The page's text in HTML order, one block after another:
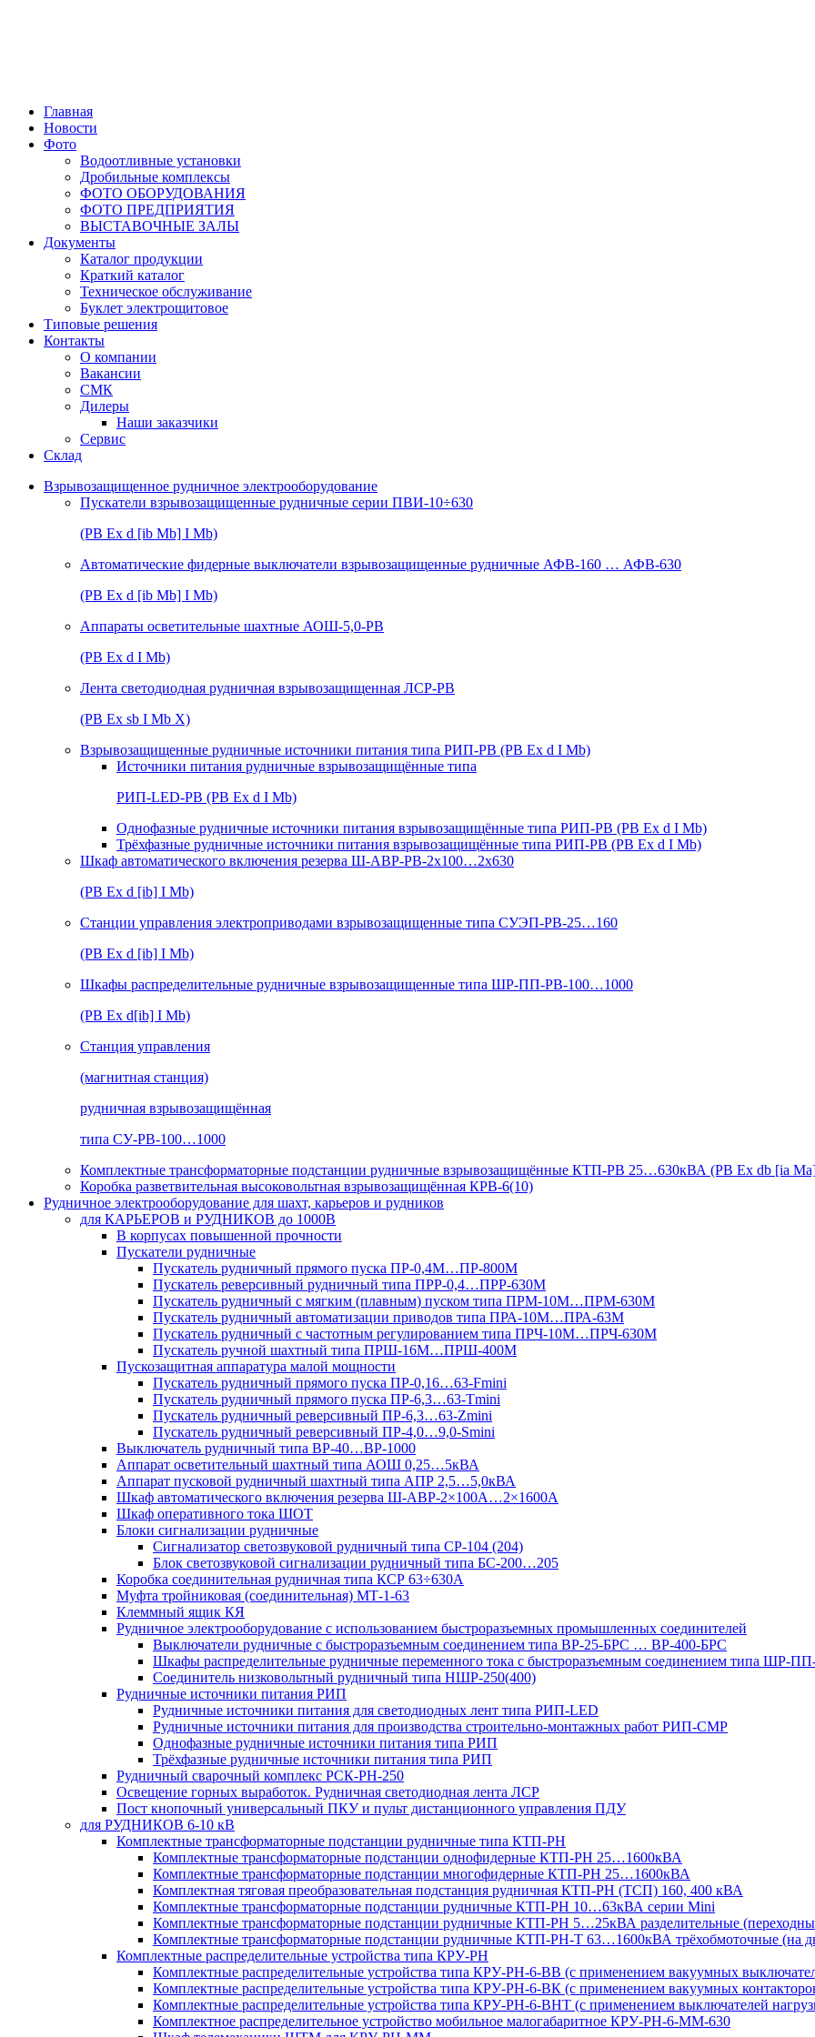
Главная
Новости
Фото
Водоотливные установки
Дробильные комплексы
ФОТО ОБОРУДОВАНИЯ
ФОТО ПРЕДПРИЯТИЯ
ВЫСТАВОЧНЫЕ ЗАЛЫ
Документы
Каталог продукции
Краткий каталог
Техническое обслуживание
Буклет электрощитовое
Типовые решения
Контакты
О компании
Вакансии
СМК
Дилеры
Наши заказчики
Сервис
Склад
Взрывозащищенное рудничное электрооборудование
Пускатели взрывозащищенные рудничные серии ПВИ-10÷630
(РВ Ex d [ib Mb] I Mb)
Автоматические фидерные выключатели взрывозащищенные рудничные АФВ-160 … АФВ-630
(РВ Ex d [ib Mb] I Mb)
Аппараты осветительные шахтные АОШ-5,0-РВ
(РВ Ex d I Mb)
Лента светодиодная рудничная взрывозащищенная ЛСР-РВ
(РВ Ex sb I Mb Х)
Взрывозащищенные рудничные источники питания типа РИП-РВ (РВ Ex d I Mb)
Источники питания рудничные взрывозащищённые типа
РИП-LED-РВ (РВ Ex d I Mb)
Однофазные рудничные источники питания взрывозащищённые типа РИП-РВ (РВ Ex d I Mb)
Трёхфазные рудничные источники питания взрывозащищённые типа РИП-РВ (РВ Ex d I Mb)
Шкаф автоматического включения резерва Ш-АВР-РВ-2х100…2х630
(РВ Ex d [ib] I Mb)
Станции управления электроприводами взрывозащищенные типа СУЭП-РВ-25…160
(РВ Ex d [ib] I Mb)
Шкафы распределительные рудничные взрывозащищенные типа ШР-ПП-РВ-100…1000
(РВ Ex d[ib] I Mb)
Станция управления
(магнитная станция)
рудничная взрывозащищённая
типа СУ-РВ-100…1000
Комплектные трансформаторные подстанции рудничные взрывозащищённые КТП-РВ 25…630кВА (РВ Ex db [ia
Коробка разветвительная высоковольтная взрывозащищённая КРВ-6(10)
Рудничное электрооборудование для шахт, карьеров и рудников
для КАРЬЕРОВ и РУДНИКОВ до 1000В
В корпусах повышенной прочности
Пускатели рудничные
Пускатель рудничный прямого пуска ПР-0,4М…ПР-800М
Пускатель реверсивный рудничный типа ПРР-0,4…ПРР-630М
Пускатель рудничный с мягким (плавным) пуском типа ПРМ-10М…ПРМ-630М
Пускатель рудничный автоматизации приводов типа ПРА-10М…ПРА-63М
Пускатель рудничный с частотным регулированием типа ПРЧ-10М…ПРЧ-630М
Пускатель ручной шахтный типа ПРШ-16М…ПРШ-400М
Пускозащитная аппаратура малой мощности
Пускатель рудничный прямого пуска ПР-0,16…63-Fmini
Пускатель рудничный прямого пуска ПР-6,3…63-Tmini
Пускатель рудничный реверсивный ПР-6,3…63-Zmini
Пускатель рудничный реверсивный ПР-4,0…9,0-Smini
Выключатель рудничный типа ВР-40…ВР-1000
Аппарат осветительный шахтный типа АОШ 0,25…5кВА
Аппарат пусковой рудничный шахтный типа АПР 2,5…5,0кВА
Шкаф автоматического включения резерва Ш-АВР-2×100А…2×1600А
Шкаф оперативного тока ШОТ
Блоки сигнализации рудничные
Сигнализатор светозвуковой рудничный типа СР-104 (204)
Блок светозвуковой сигнализации рудничный типа БС-200…205
Коробка соединительная рудничная типа КСР 63÷630А
Муфта тройниковая (соединительная) МТ-1-63
Клеммный ящик КЯ
Рудничное электрооборудование с использованием быстроразъемных промышленных соединителей
Выключатели рудничные с быстроразъемным соединением типа ВР-25-БРС … ВР-400-БРС
Шкафы распределительные рудничные переменного тока с быстроразъемным соединением типа ШР-
Соединитель низковольтный рудничный типа НШР-250(400)
Рудничные источники питания РИП
Рудничные источники питания для светодиодных лент типа РИП-LED
Рудничные источники питания для производства строительно-монтажных работ РИП-СМР
Однофазные рудничные источники питания типа РИП
Трёхфазные рудничные источники питания типа РИП
Рудничный сварочный комплекс РСК-РН-250
Освещение горных выработок. Рудничная светодиодная лента ЛСР
Пост кнопочный универсальный ПКУ и пульт дистанционного управления ПДУ
для РУДНИКОВ 6-10 кВ
Комплектные трансформаторные подстанции рудничные типа КТП-РН
Комплектные трансформаторные подстанции однофидерные КТП-РН 25…1600кВА
Комплектные трансформаторные подстанции многофидерные КТП-РН 25…1600кВА
Комплектная тяговая преобразовательная подстанция рудничная КТП-РН (ТСП) 160, 400 кВА
Комплектные трансформаторные подстанции рудничные КТП-РН 10…63кВА серии Mini
Комплектные трансформаторные подстанции рудничные КТП-РН 5…25кВА разделительные
Комплектные трансформаторные подстанции рудничные КТП-РН-Т 63…1600кВА трёхобмоточные (на
Комплектные распределительные устройства типа КРУ-РН
Комплектные распределительные устройства типа КРУ-РН-6-ВВ (с применением вакуумных
Комплектные распределительные устройства типа КРУ-РН-6-ВК (с применением вакуумных
Комплектные распределительные устройства типа КРУ-РН-6-ВНТ (с применением выключателей
Комплектное распределительное устройство мобильное малогабаритное КРУ-РН-6-ММ-630